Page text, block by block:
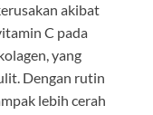
akibat
C pada
yang
Dengan rutin
lebih cerah